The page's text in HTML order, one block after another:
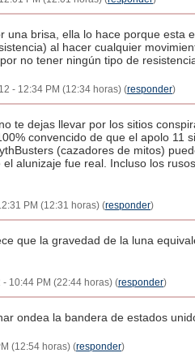
una brisa, ella lo hace porque esta
al hacer cualquier
no tener ningún tipo de
- 12:34 PM (12:34 horas) (responder)
te dejas llevar por los sitios
convencido de que el apolo 11
(cazadores de mitos)
alunizaje fue real. Incluso los
PM (12:31 horas) (responder)
que la gravedad de la luna
10:44 PM (22:44 horas) (responder)
ondea la bandera de estados
(12:54 horas) (responder)